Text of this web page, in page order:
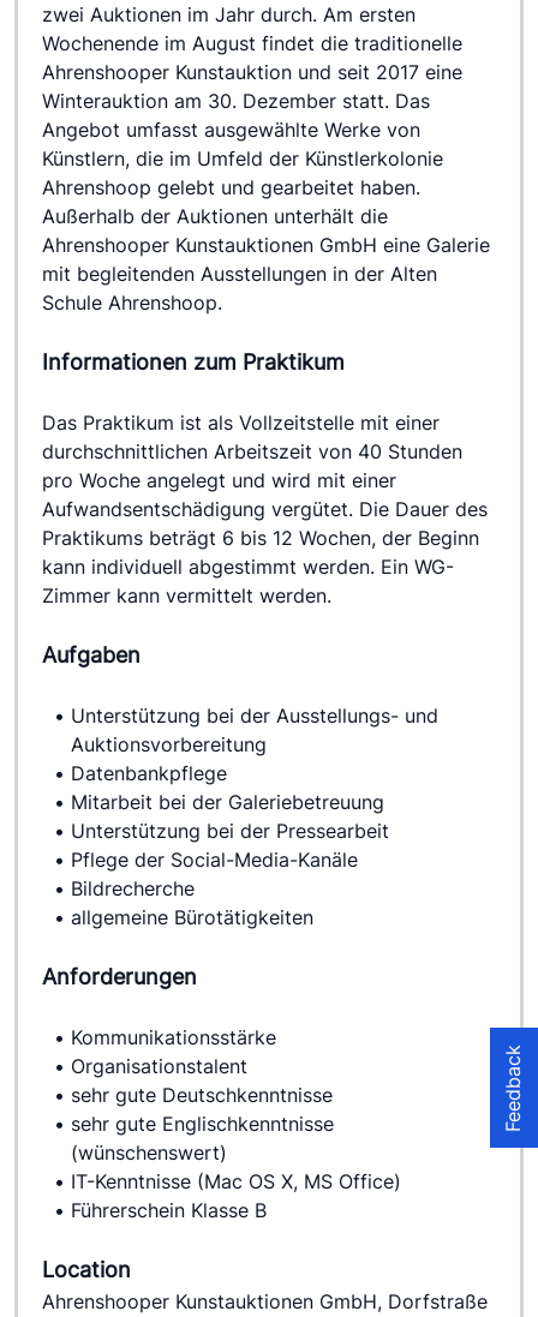
zwei Auktionen im Jahr durch. Am ersten
Wochenende im August findet die traditionelle
Ahrenshooper Kunstauktion und seit 2017 eine
Winterauktion am 30. Dezember statt. Das
Angebot umfasst ausgewählte Werke von
Künstlern, die im Umfeld der Künstlerkolonie
Ahrenshoop gelebt und gearbeitet haben.
Außerhalb der Auktionen unterhält die
Ahrenshooper Kunstauktionen GmbH eine Galerie
mit begleitenden Ausstellungen in der Alten
Schule Ahrenshoop.
Informationen zum Praktikum
Das Praktikum ist als Vollzeitstelle mit einer
durchschnittlichen Arbeitszeit von 40 Stunden
pro Woche angelegt und wird mit einer
Aufwandsentschädigung vergütet. Die Dauer des
Praktikums beträgt 6 bis 12 Wochen, der Beginn
kann individuell abgestimmt werden. Ein WG-
Zimmer kann vermittelt werden.
Aufgaben
Unterstützung bei der Ausstellungs- und
Auktionsvorbereitung
Datenbankpflege
Mitarbeit bei der Galeriebetreuung
Unterstützung bei der Pressearbeit
Pflege der Social-Media-Kanäle
Bildrecherche
allgemeine Bürotätigkeiten
Anforderungen
Kommunikationsstärke
Organisationstalent
sehr gute Deutschkenntnisse
sehr gute Englischkenntnisse
(wünschenswert)
IT-Kenntnisse (Mac OS X, MS Office)
Führerschein Klasse B
Location
Ahrenshooper Kunstauktionen GmbH, Dorfstraße
Feedback